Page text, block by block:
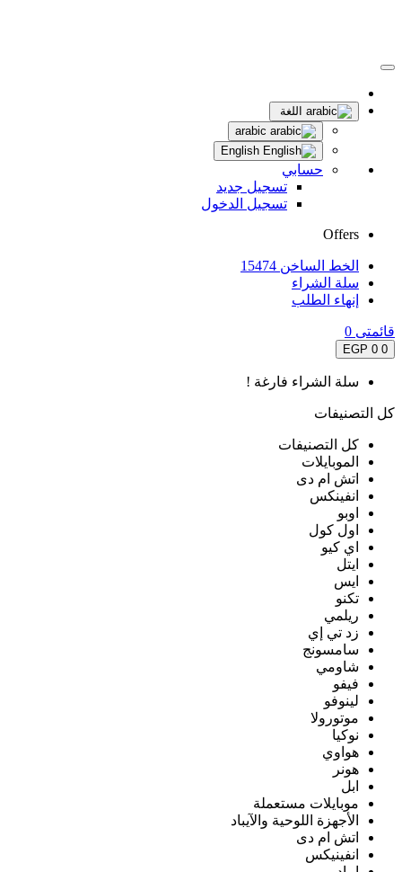
اللغة
حسابي
تسجيل جديد
تسجيل الدخول
Offers
الخط الساخن 15474
سلة الشراء
إنهاء الطلب
قائمتى 0
0
0 EGP
سلة الشراء فارغة !
كل التصنيفات
كل التصنيفات
الموبايلات
اتش ام دى
انفينكس
اوبو
اول كول
اي كيو
ايتل
ايس
تكنو
ريلمي
زد تي إي
سامسونج
شاومي
فيفو
لينوفو
موتورولا
نوكيا
هواوي
هونر
ابل
موبايلات مستعملة
الأجهزة اللوحية والآيباد
اتش ام دى
انفينيكس